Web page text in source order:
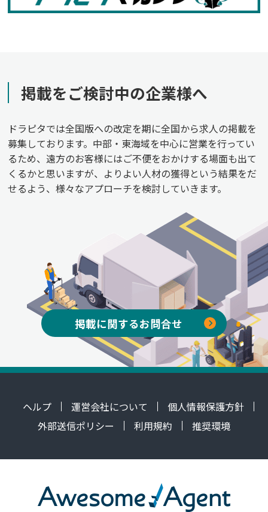
掲載をご検討中の企業様へ
ドラピタでは全国版への改定を期に全国から求人の掲載を
募集しております。中部・東海域を中心に営業を行ってい
るため、遠方のお客様にはご不便をおかけする場面も出て
くるかと思いますが、よりよい人材の獲得という結果をだ
せるよう、様々なアプローチを検討していきます。
掲載に関するお問合せ
ヘルプ 運営会社について
個人情報保護方針
外部送信ポリシー
利用規約 推奨環境